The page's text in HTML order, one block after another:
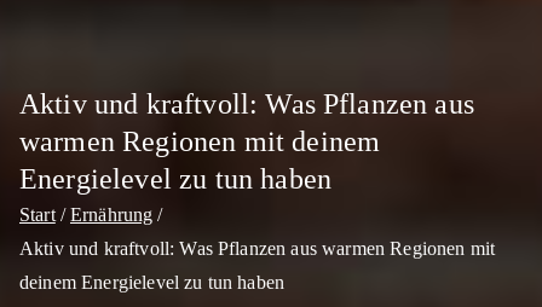
Aktiv und kraftvoll: Was Pflanzen aus
warmen Regionen mit deinem
Energielevel zu tun haben
Start
Ernährung
Aktiv und kraftvoll: Was Pflanzen aus warmen Regionen mit
deinem Energielevel zu tun haben